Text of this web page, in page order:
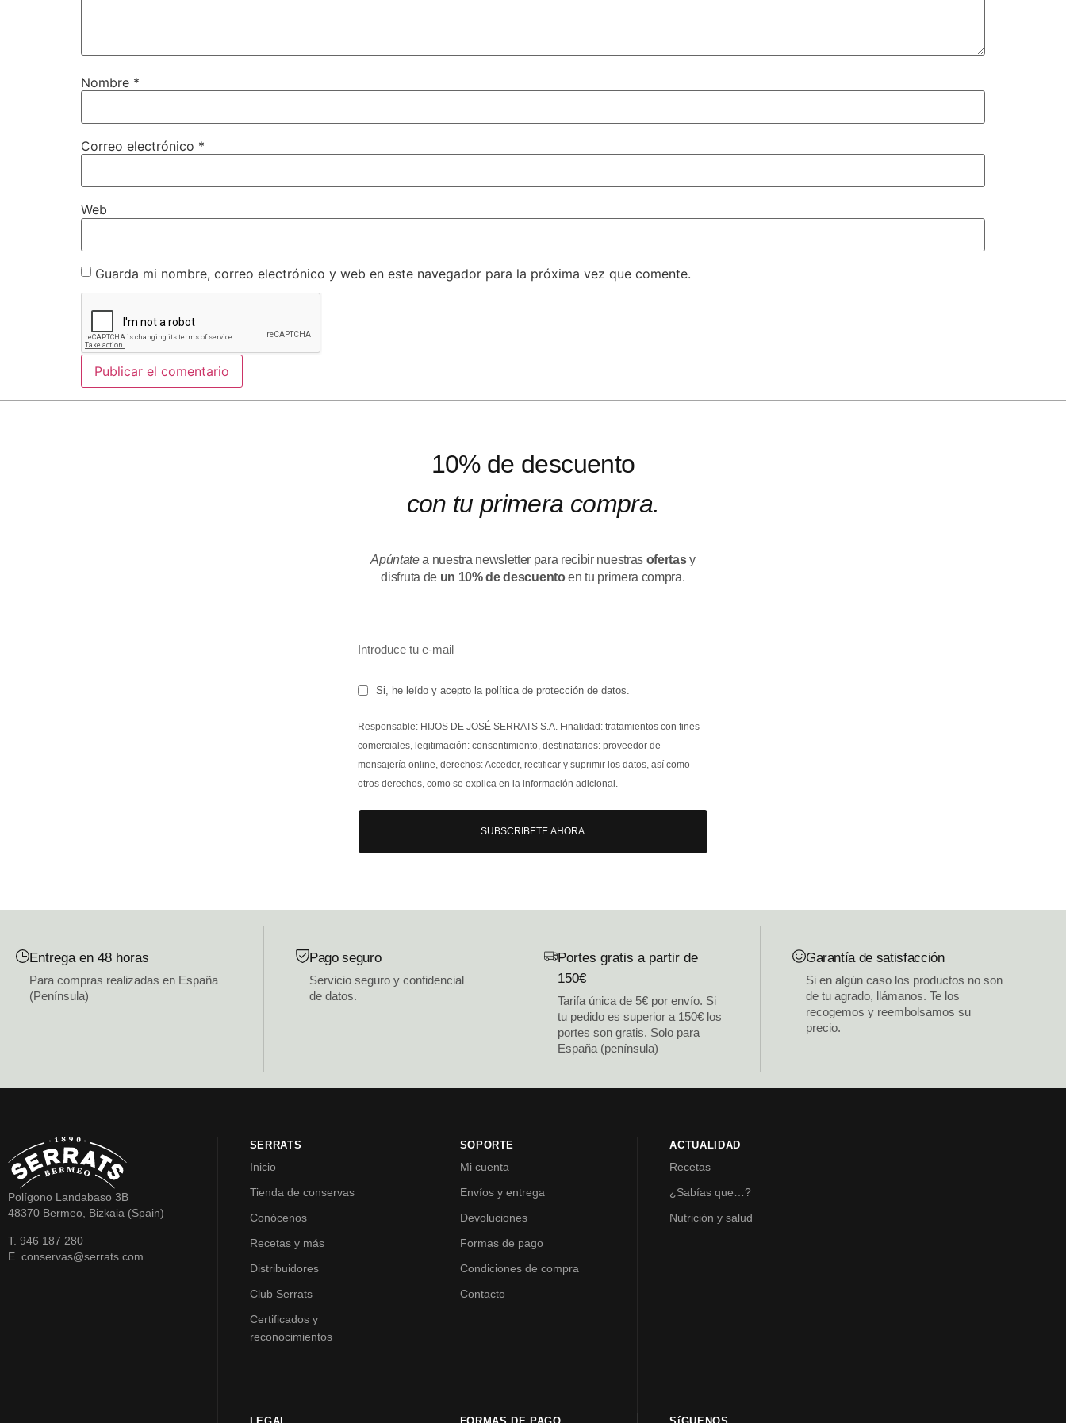
Nombre *
Correo electrónico *
Web
Guarda mi nombre, correo electrónico y web en este navegador para la próxima vez que comente.
10% de descuento
con tu primera compra.
Apúntatea nuestra newsletter para recibir nuestras ofertasy
disfruta de un 10% de descuentoen tu primera compra.
Si, he leído y acepto la política de protección de datos.
Responsable: HIJOS DE JOSÉ SERRATS S.A. Finalidad: tratamientos con fines
comerciales, legitimación: consentimiento, destinatarios: proveedor de
mensajería online, derechos: Acceder, rectificar y suprimir los datos, así como
otros derechos, como se explica en la información adicional.
SUBSCRIBETE AHORA
Entrega en 48 horas
Para compras realizadas en España
(Península)
Pago seguro
Servicio seguro y confidencial
de datos.
Portes gratis a partir de
150€
Tarifa única de 5€ por envío. Si
tu pedido es superior a 150€ los
portes son gratis. Solo para
España (península)
Garantía de satisfacción
Si en algún caso los productos no son
de tu agrado, llámanos. Te los
recogemos y reembolsamos su
precio.
Polígono Landabaso 3B
48370 Bermeo, Bizkaia (Spain)
T. 946 187 280
E. conservas@serrats.com
SERRATS
Inicio
Tienda de conservas
Conócenos
Recetas y más
Distribuidores
Club Serrats
Certificados y
reconocimientos
SOPORTE
Mi cuenta
Envíos y entrega
Devoluciones
Formas de pago
Condiciones de compra
Contacto
ACTUALIDAD
Recetas
¿Sabías que…?
Nutrición y salud